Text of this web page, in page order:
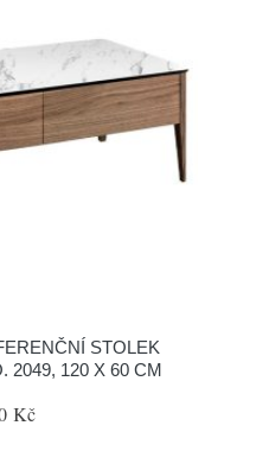
STOLEK
2049, 120 X 60 CM
Kč